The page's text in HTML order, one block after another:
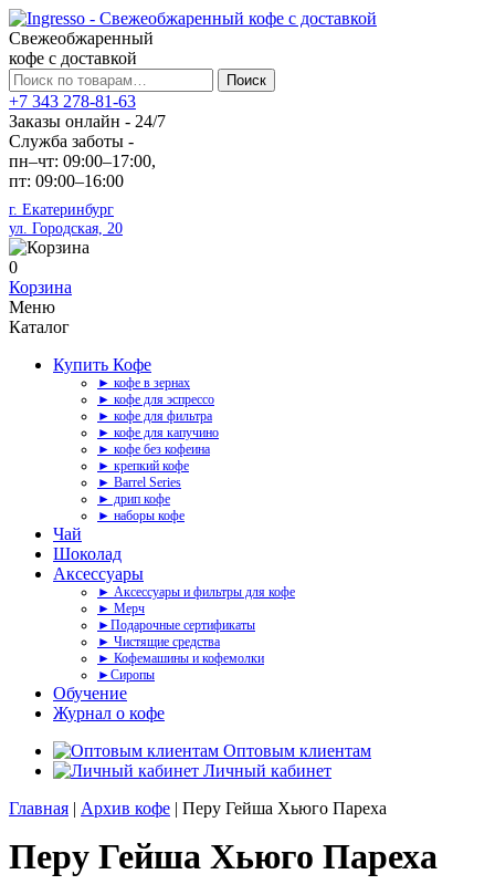
Свежеобжаренный
кофе с доставкой
Искать:
Поиск
+7 343 278-81-63
Заказы онлайн - 24/7
Служба заботы -
пн–чт: 09:00–17:00,
пт: 09:00–16:00
г. Екатеринбург
ул. Городская, 20
0
Корзина
Меню
Каталог
Купить Кофе
► кофе в зернах
► кофе для эспрессо
► кофе для фильтра
► кофе для капучино
► кофе без кофеина
► крепкий кофе
► Barrel Series
► дрип кофе
► наборы кофе
Чай
Шоколад
Аксессуары
► Аксессуары и фильтры для кофе
► Мерч
►Подарочные сертификаты
► Чистящие средства
► Кофемашины и кофемолки
►Сиропы
Обучение
Журнал о кофе
Оптовым клиентам
Личный кабинет
Главная | Архив кофе | Перу Гейша Хьюго Пареха
Перу Гейша Хьюго Пареха